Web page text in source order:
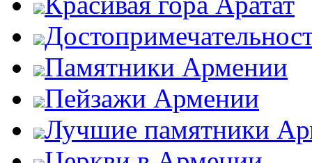
Памятники Армении
Пейзажи Армении
Лучшие памятники